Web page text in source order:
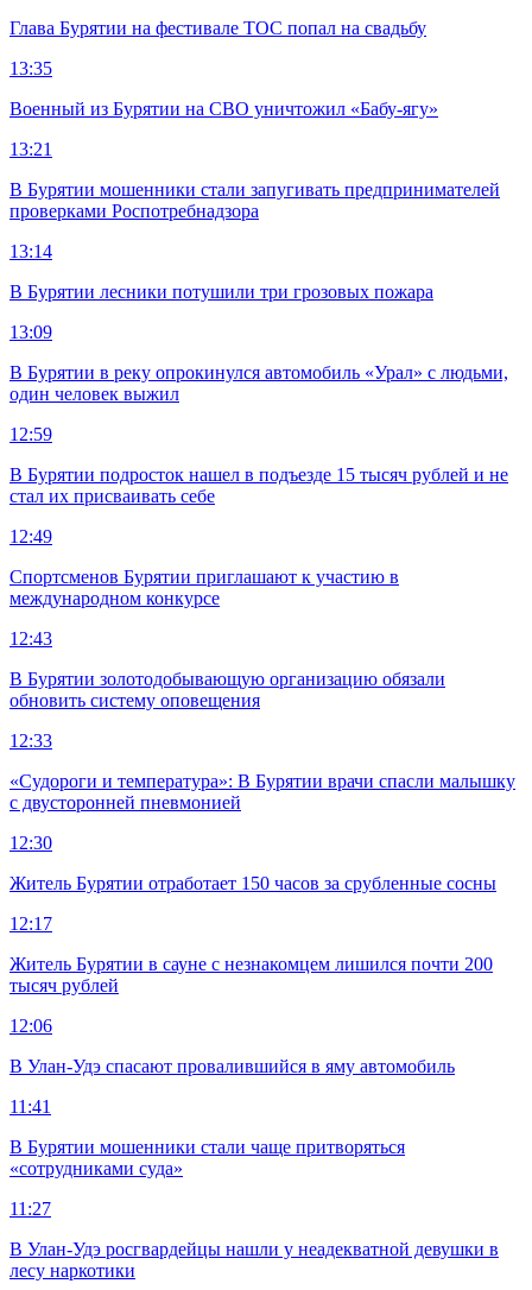
Глава Бурятии на фестивале ТОС попал на свадьбу
13:35
Военный из Бурятии на СВО уничтожил «Бабу-ягу»
13:21
В Бурятии мошенники стали запугивать предпринимателей
проверками Роспотребнадзора
13:14
В Бурятии лесники потушили три грозовых пожара
13:09
В Бурятии в реку опрокинулся автомобиль «Урал» с людьми,
один человек выжил
12:59
В Бурятии подросток нашел в подъезде 15 тысяч рублей и не
стал их присваивать себе
12:49
Спортсменов Бурятии приглашают к участию в
международном конкурсе
12:43
В Бурятии золотодобывающую организацию обязали
обновить систему оповещения
12:33
«Судороги и температура»: В Бурятии врачи спасли малышку
с двусторонней пневмонией
12:30
Житель Бурятии отработает 150 часов за срубленные сосны
12:17
Житель Бурятии в сауне с незнакомцем лишился почти 200
тысяч рублей
12:06
В Улан-Удэ спасают провалившийся в яму автомобиль
11:41
В Бурятии мошенники стали чаще притворяться
«сотрудниками суда»
11:27
В Улан-Удэ росгвардейцы нашли у неадекватной девушки в
лесу наркотики